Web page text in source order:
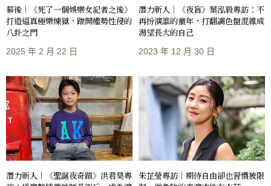
幕後｜《死了一個娛樂女記者之後》
打造逼真極樂煉獄，踹開權勢性侵的
八卦之門
2025 年 2 月 22 日
潛力新人｜《夜盲》葉泓毅專訪：不
再扮演誰的童年，打翻調色盤混雜成
渴望長大的自己
2023 年 12 月 30 日
潛力新人｜《聖誕夜奇蹟》洪君昊專 朱芷瑩專訪｜期待自由卻也習慣被限